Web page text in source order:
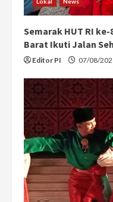
Semarak HUT RI
Barat Ikuti Jalan
Editor PI 07/08/